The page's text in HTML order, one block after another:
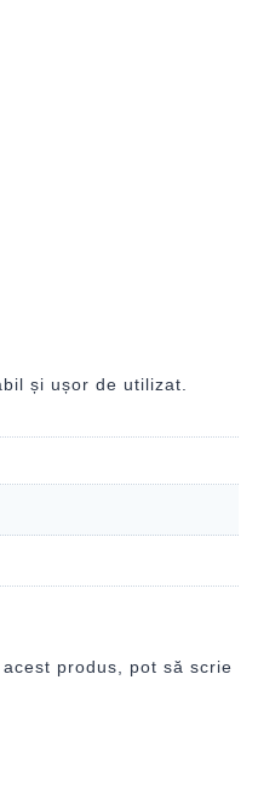
și ușor de utilizat.
produs, pot să scrie